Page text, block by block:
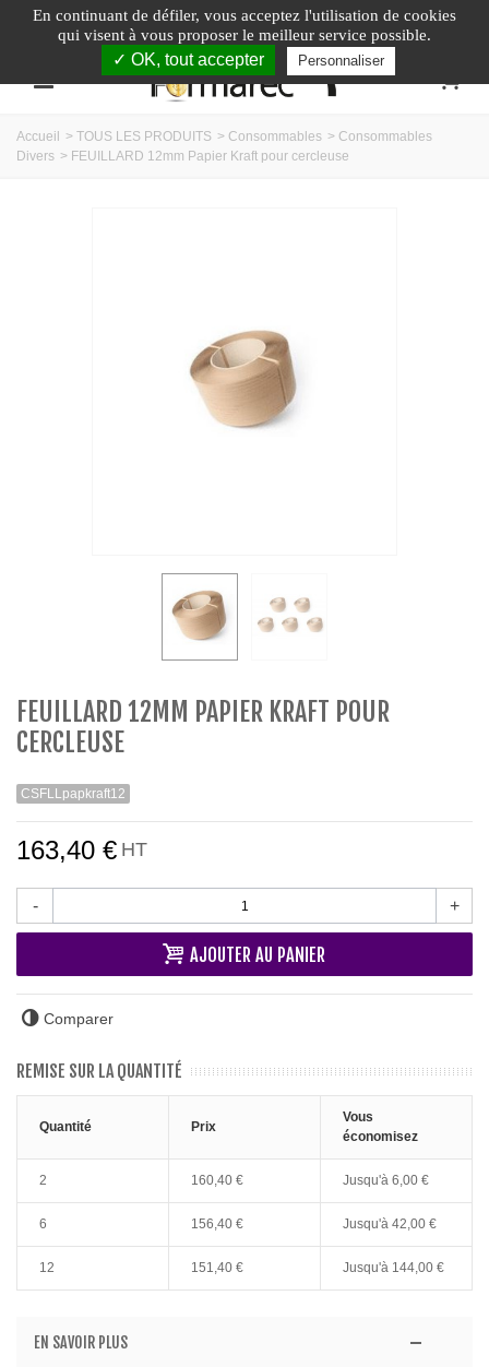
Appelez-nous au :04.74.40.79.95
Accueil > TOUS LES PRODUITS > Consommables > Consommables
Divers > FEUILLARD 12mm Papier Kraft pour cercleuse
FEUILLARD 12MM PAPIER KRAFT POUR
CERCLEUSE
CSFLLpapkraft12
163,40 € HT
- +
AJOUTER AU PANIER
Comparer
REMISE SUR LA QUANTITÉ
Quantité Prix
Vous
économisez
2 160,40 € Jusqu'à 6,00 €
6 156,40 € Jusqu'à 42,00 €
12 151,40 € Jusqu'à 144,00 €
EN SAVOIR PLUS
En continuant de défiler, vous acceptez l'utilisation de cookies
qui visent à vous proposer le meilleur service possible.
✓ OK, tout accepter Personnaliser